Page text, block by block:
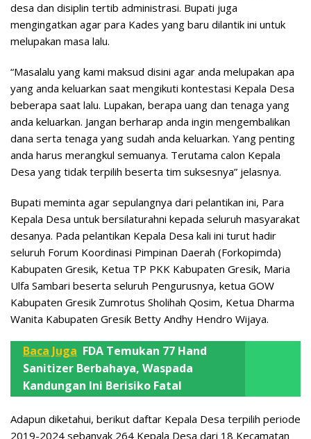
desa dan disiplin tertib administrasi. Bupati juga
mengingatkan agar para Kades yang baru dilantik ini untuk
melupakan masa lalu.
“Masalalu yang kami maksud disini agar anda melupakan apa
yang anda keluarkan saat mengikuti kontestasi Kepala Desa
beberapa saat lalu. Lupakan, berapa uang dan tenaga yang
anda keluarkan. Jangan berharap anda ingin mengembalikan
dana serta tenaga yang sudah anda keluarkan. Yang penting
anda harus merangkul semuanya. Terutama calon Kepala
Desa yang tidak terpilih beserta tim suksesnya” jelasnya.
Bupati meminta agar sepulangnya dari pelantikan ini, Para
Kepala Desa untuk bersilaturahni kepada seluruh masyarakat
desanya. Pada pelantikan Kepala Desa kali ini turut hadir
seluruh Forum Koordinasi Pimpinan Daerah (Forkopimda)
Kabupaten Gresik, Ketua TP PKK Kabupaten Gresik, Maria
Ulfa Sambari beserta seluruh Pengurusnya, ketua GOW
Kabupaten Gresik Zumrotus Sholihah Qosim, Ketua Dharma
Wanita Kabupaten Gresik Betty Andhy Hendro Wijaya.
Baca Juga FDA Temukan 77 Hand
Sanitizer Berbahaya, Waspada
Kandungan Ini Berisiko Fatal
Adapun diketahui, berikut daftar Kepala Desa terpilih periode
2019-2024 sebanyak 264 Kepala Desa dari 18 Kecamatan